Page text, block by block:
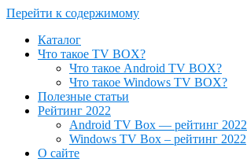
Перейти к содержимому
Каталог
Что такое TV BOX?
Что такое Android TV BOX?
Что такое Windows TV BOX?
Полезные статьи
Рейтинг 2022
Android TV Box — рейтинг 2022
Windows TV Box – рейтинг 2022
О сайте